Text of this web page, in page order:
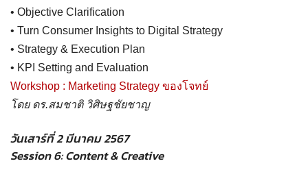
• Objective Clarification
• Turn Consumer Insights to Digital Strategy
• Strategy & Execution Plan
• KPI Setting and Evaluation
Workshop : Marketing Strategy ของโจทย์
โดย ดร.สมชาติ วิศิษฐชัยชาญ
วันเสาร์ที่ 2 มีนาคม 2567
Session 6: Content & Creative